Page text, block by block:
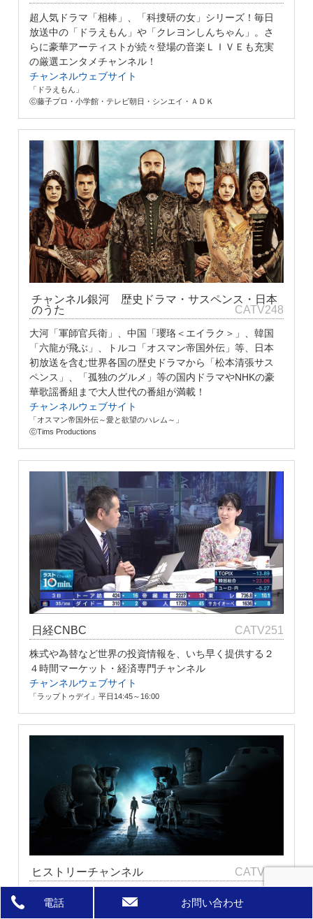
超人気ドラマ「相棒」、「科捜研の女」シリーズ！毎日
放送中の「ドラえもん」や「クレヨンしんちゃん」。さ
らに豪華アーティストが続々登場の音楽ＬＩＶＥも充実
の厳選エンタメチャンネル！
チャンネルウェブサイト
「ドラえもん」
ⓒ藤子プロ・小学館・テレビ朝日・シンエイ・ＡＤＫ
チャンネル銀河 歴史ドラマ・サスペンス・日本
のうた
CATV248
大河「軍師官兵衛」、中国「瓔珞＜エイラク＞」、韓国
「六龍が飛ぶ」、トルコ「オスマン帝国外伝」等、日本
初放送を含む世界各国の歴史ドラマから「松本清張サス
ペンス」、「孤独のグルメ」等の国内ドラマやNHKの豪
華歌謡番組まで大人世代の番組が満載！
チャンネルウェブサイト
「オスマン帝国外伝～愛と欲望のハレム～」
ⓒTims Productions
日経CNBC CATV251
株式や為替など世界の投資情報を、いち早く提供する２
４時間マーケット・経済専門チャンネル
チャンネルウェブサイト
「ラップトゥデイ」平日14:45～16:00
ヒストリーチャンネル CATV255
世界185カ国以上、3億3000万世帯以上が視聴する世界最
大級で日本唯一の歴史エンターテインメント専門チャン
電話 お問い合わせ